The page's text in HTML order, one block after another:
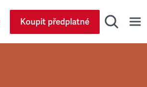
Koupit předplatné